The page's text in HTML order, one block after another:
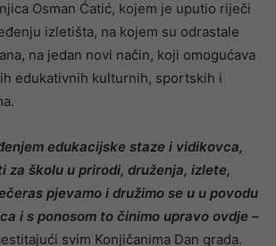
Osman Ćatić, kojem je uputio riječi
izletišta, na kojem su odrastale
na jedan novi način, koji omogućava
edukativnih kulturnih, sportskih i
edukacijske staze i vidikovca,
za školu u prirodi, druženja, izlete,
pjevamo i družimo se u u povodu
i s ponosom to činimo upravo ovdje –
svim Konjičanima Dan grada.